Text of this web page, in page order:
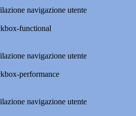
navigazione utente
functional
navigazione utente
performance
navigazione utente